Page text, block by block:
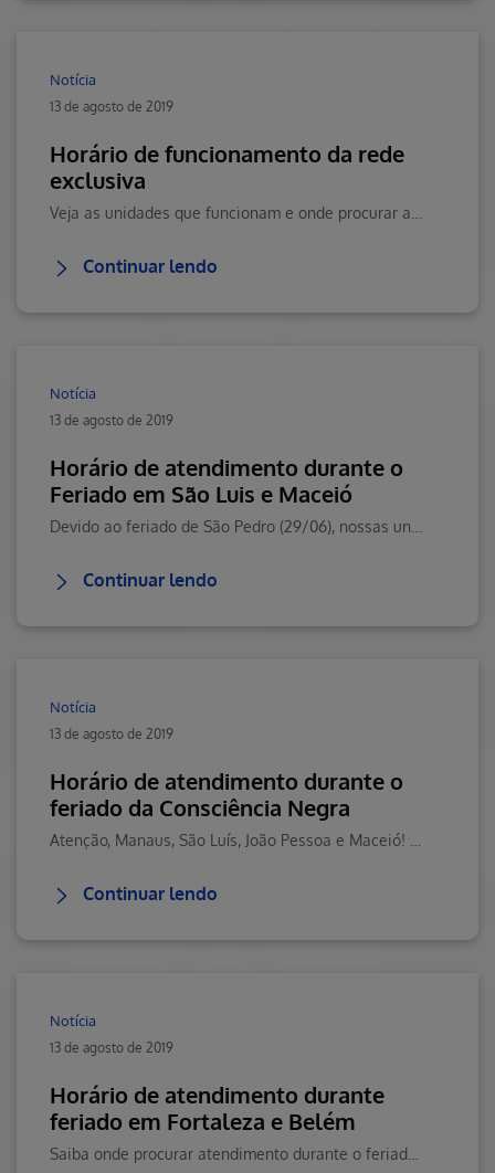
Notícia
13 de agosto de 2019
Horário de funcionamento da rede
exclusiva
Continuar lendo
Notícia
13 de agosto de 2019
Horário de atendimento durante o
Feriado em São Luis e Maceió
Continuar lendo
Notícia
13 de agosto de 2019
Horário de atendimento durante o
feriado da Consciência Negra
Continuar lendo
Notícia
13 de agosto de 2019
Horário de atendimento durante
feriado em Fortaleza e Belém